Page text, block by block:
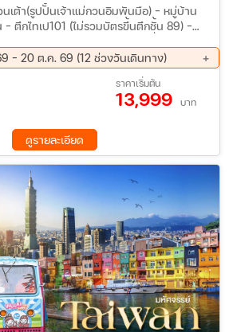
เต้า(รูปปั้นเจ้าแม่กวนอิมพันมือ) - หมู่บ้าน
– ตึกไทเป101 (ไม่รวมบัตรขึ้นตึกชั้น 89) –
ทยานเกาะเหอผิง(รวมค่าเข้าชม) - หมู่บ้าน
ง
- 20 ต.ค. 69 (12 ช่วงวันเดินทาง)
20 ส.ค. 69 - 23 ส.ค. 69
04 ก.ย. 69 - 07 ก.ย. 69
18 ก.ย. 69 - 21 ก.ย. 69
02 ต.ค. 69 - 05 ต.ค. 69
15 ต.ค. 69 - 18 ต.ค. 69
27 มิ.ย 72 - 30 มิ.ย 72
ราคาเริ่มต้น
13,999 บาท
ดูรายละเอียด